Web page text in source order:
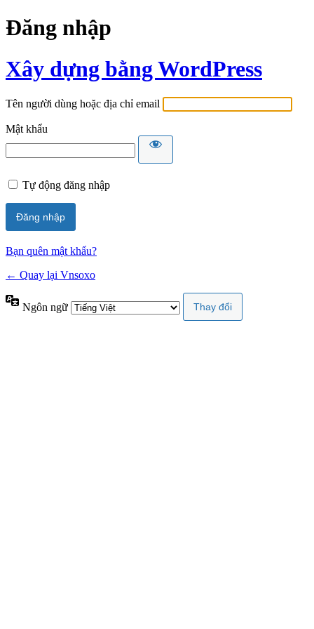
Đăng nhập
Xây dựng bằng WordPress
Tên người dùng hoặc địa chỉ email
Mật khẩu
Tự động đăng nhập
Bạn quên mật khẩu?
← Quay lại Vnsoxo
Ngôn ngữ